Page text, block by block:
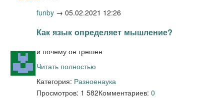
funby → 05.02.2021 12:26
Как язык определяет мышление?
и почему он грешен
Читать полностью
Категория: Разноенаука
Просмотров: 1 582Комментариев: 0